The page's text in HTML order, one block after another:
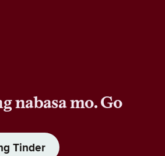
nabasa mo. Go
Tinder